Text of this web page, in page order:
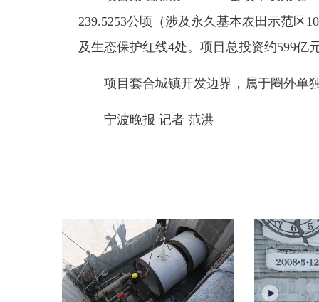
239.5253公顷（涉及永久基本农田示范区
及生态保护红线4处。项目总投资约599亿
项目套合城镇开发边界，属于圈外单
宁波晚报 记者 范洪